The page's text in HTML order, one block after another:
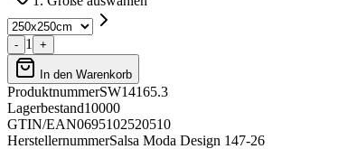
- 1 +
In den Warenkorb
ProduktnummerSW14165.3
Lagerbestand10000
GTIN/EAN0695102520510
HerstellernummerSalsa Moda Design 147-26